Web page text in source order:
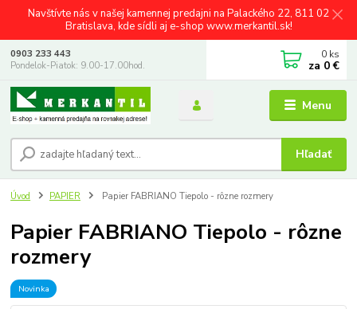
Navštívte nás v našej kamennej predajni na Palackého 22, 811 02
Bratislava, kde sídli aj e-shop www.merkantil.sk!
Menu
Hľadať
0903 233 443
Pondelok-Piatok: 9.00-17.00hod.
0 ks
za 0 €
Úvod PAPIER Papier FABRIANO Tiepolo - rôzne rozmery
Papier FABRIANO Tiepolo - rôzne
rozmery
Novinka